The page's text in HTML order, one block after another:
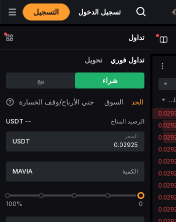
تسجيل الدخول التسجيل
الإجمالي(MAVIA)
تداول
تداول فوري تحويل
شراء بيع
الحد السوق جني الأرباح/وقف الخسارة
الرصيد المتاح --
USDT
السعر
USDT
MAVIA
0
100%